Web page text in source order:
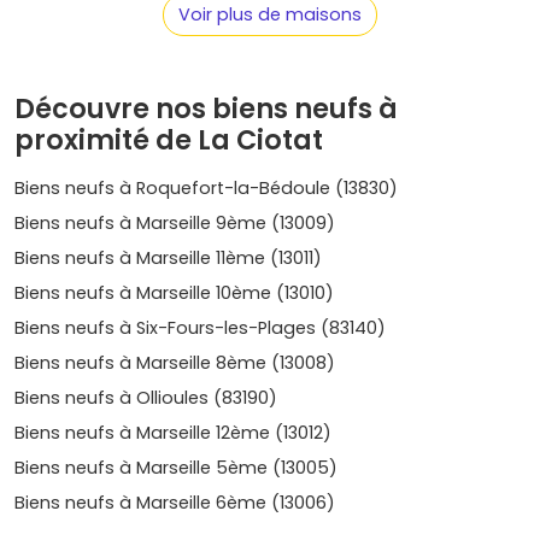
prestations ? Va voir les disponibilités en temps réel sur
Prix 2025, tendances et rentabilité
dynamique positive. Voici ce qu'il faut retenir :
Fourchette de prix dans le neuf
5 500 et 10 500 €/m²selon quartier, vue, étage et
prestations. Les biens avecvue mer
terrasses se positionnent sur le haut de la fourchette.
Évolution sur 5 ans: hausse estimée autour de
+30 %. Les secteurs très littoraux comme
etle Liouquet ont parfois progressé de
ou l'axe
autour de+18 à +25 % avec un fort potentiel de
rattrapage.
Demande locative: forte pour les
placés (plages, gare, A50). En location nue classique,
Voir plus de maisons
Découvre nos biens neufs à
proximité de La Ciotat
Biens neufs à Roquefort-la-Bédoule (13830)
Biens neufs à Marseille 9ème (13009)
Biens neufs à Marseille 11ème (13011)
Biens neufs à Marseille 10ème (13010)
Biens neufs à Six-Fours-les-Plages (83140)
Biens neufs à Marseille 8ème (13008)
Biens neufs à Ollioules (83190)
Biens neufs à Marseille 12ème (13012)
Biens neufs à Marseille 5ème (13005)
Biens neufs à Marseille 6ème (13006)